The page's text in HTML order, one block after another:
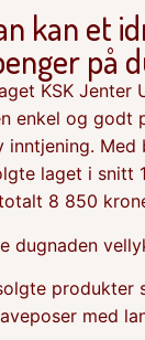
kan et
på
KSK Jenter
enkel og godt
inntjening. Med
laget i snitt
8 850
dugnaden
produkter
med